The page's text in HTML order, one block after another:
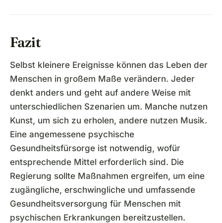
Fazit
Selbst kleinere Ereignisse können das Leben der
Menschen in großem Maße verändern. Jeder
denkt anders und geht auf andere Weise mit
unterschiedlichen Szenarien um. Manche nutzen
Kunst, um sich zu erholen, andere nutzen Musik.
Eine angemessene psychische
Gesundheitsfürsorge ist notwendig, wofür
entsprechende Mittel erforderlich sind. Die
Regierung sollte Maßnahmen ergreifen, um eine
zugängliche, erschwingliche und umfassende
Gesundheitsversorgung für Menschen mit
psychischen Erkrankungen bereitzustellen.